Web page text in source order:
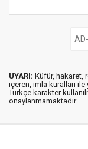
UYARI: Küfür, hakaret,
içeren, imla kuralları ile
Türkçe karakter
onaylanmamaktadır.